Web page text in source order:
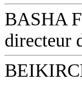
BASHA
directeur